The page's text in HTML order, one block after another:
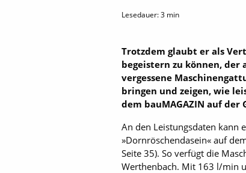
Lesedauer:3 min
Trotzdem glaubt er als
begeistern zu können, der
vergessene
bringen und zeigen, wie
dem bauMAGAZIN auf der
An den Leistungsdaten kann
»Dornröschendasein« auf
Seite 35). So verfügt die
Werthenbach. Mit 163 l/min